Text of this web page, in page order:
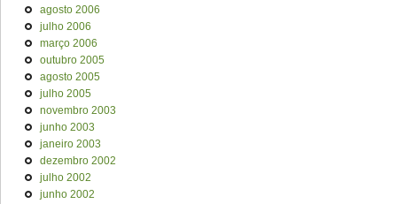
agosto 2006
julho 2006
março 2006
outubro 2005
agosto 2005
julho 2005
novembro 2003
junho 2003
janeiro 2003
dezembro 2002
julho 2002
junho 2002